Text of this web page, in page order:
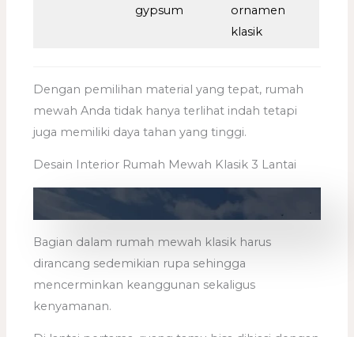
gypsum
ornamen
klasik
Dengan pemilihan material yang tepat, rumah
mewah Anda tidak hanya terlihat indah tetapi
juga memiliki daya tahan yang tinggi.
Desain Interior Rumah Mewah Klasik 3 Lantai
Bagian dalam rumah mewah klasik harus
dirancang sedemikian rupa sehingga
mencerminkan keanggunan sekaligus
kenyamanan.